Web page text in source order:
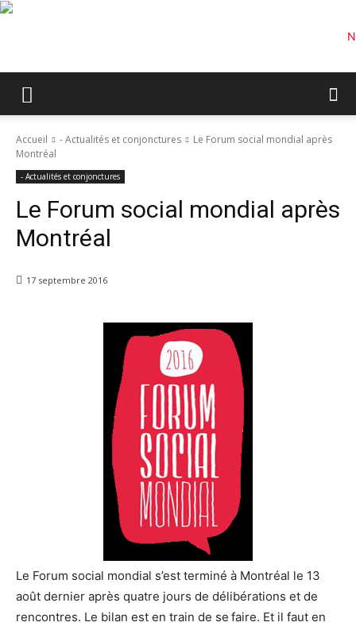
Accueil - Actualités et conjonctures
Le Forum social mondial après
Montréal
- Actualités et conjonctures
Le Forum social mondial après
Montréal
17 septembre 2016
Le Forum social mondial s’est terminé à Montréal le 13
août dernier après quatre jours de délibérations et de
rencontres. Le bilan est en train de se faire. Et il faut en